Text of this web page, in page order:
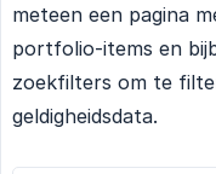
meteen een pagina
portfolio-items en
zoekfilters om te
geldigheidsdata.